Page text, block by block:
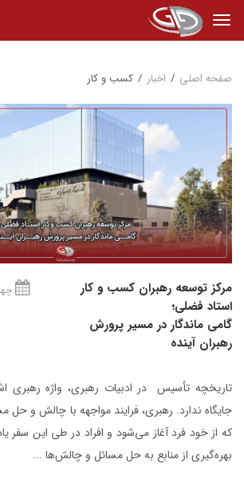
صفحه اصلی / اخبار / کسب و کار
مرکز توسعه رهبران کسب و کار
استاد فضلی؛
گامی ماندگار در مسیر پرورش
رهبران آینده
تاریخچه تأسیس در ادبیات رهبری، واژه رهبری
جایگاه ندارد. رهبری، فرایند مواجهه با چالش و
که از خود فرد آغاز می‌شود و افراد در طی این سفر
بهره‌گیری از منابع به حل مسائل و چالش‌ها ...